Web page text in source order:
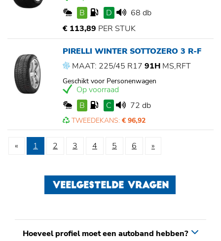
B
D
68 db
€ 113,89 PER STUK
PIRELLI WINTER SOTTOZERO 3 R-F
MAAT: 225/45 R17 91H MS,RFT
Geschikt voor Personenwagen
Op voorraad
B
C 72 db
TWEEDEKANS: € 96,92
« 1 2 3 4 5 6 »
VEELGESTELDE VRAGEN
Hoeveel profiel moet een autoband hebben?